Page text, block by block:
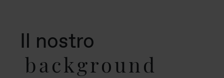
Il nostro
background